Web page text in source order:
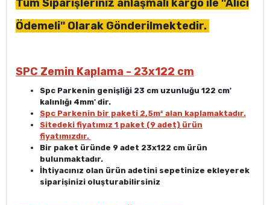
Tüm Siparişleriniz anlaşmalı kargo ile ''Alıcı
Ödemeli'' Olarak Gönderilmektedir.
SPC Zemin Kaplama - 23x122 cm
Spc Parkenin genişliği 23 cm uzunluğu 122 cm'
kalınlığı 4mm' dir.
Spc Parkenin bir paketi 2,5m² alan kaplamaktadır.
Sitedeki fiyatımız 1 paket (9 adet) ürün
fiyatımızdır.
Bir paket üründe 9 adet 23x122 cm ürün
bulunmaktadır.
İhtiyacınız olan ürün adetini sepetinize ekleyerek
siparişinizi oluşturabilirsiniz